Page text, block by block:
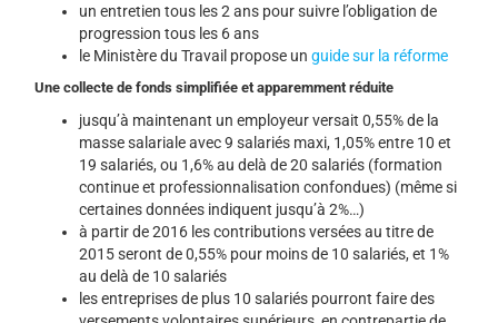
un entretien tous les 2 ans pour suivre l’obligation de
progression tous les 6 ans
le Ministère du Travail propose unguide sur la réforme
Une collecte de fonds simplifiée et apparemment réduite
jusqu’à maintenant un employeur versait 0,55% de la
masse salariale avec 9 salariés maxi, 1,05% entre 10 et
19 salariés, ou 1,6% au delà de 20 salariés (formation
continue et professionnalisation confondues) (même si
certaines données indiquent jusqu’à 2%…)
à partir de 2016 les contributions versées au titre de
2015 seront de 0,55% pour moins de 10 salariés, et 1%
au delà de 10 salariés
les entreprises de plus 10 salariés pourront faire des